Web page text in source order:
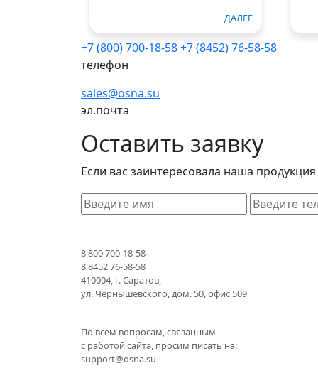
ДАЛЕЕ
+7 (800) 700-18-58+7 (8452) 76-58-58
телефон
sales@osna.su
эл.почта
Оставить заявку
Если вас заинтересовала наша продукция
8 800 700-18-58
8 8452 76-58-58
410004, г. Саратов,
ул. Чернышевского, дом. 50, офис 509
По всем вопросам, связанным
с работой сайта, просим писать на:
support@osna.su